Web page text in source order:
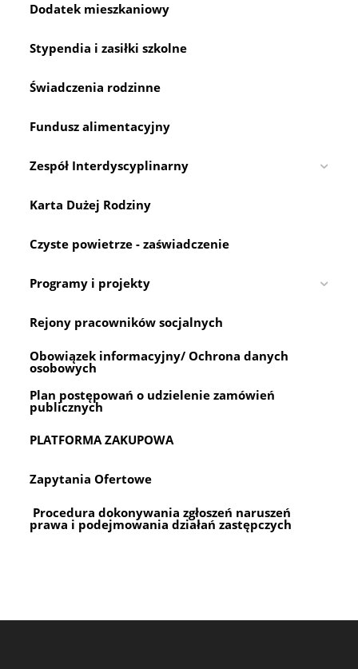
Dodatek mieszkaniowy
Stypendia i zasiłki szkolne
Świadczenia rodzinne
Fundusz alimentacyjny
Zespół Interdyscyplinarny
Karta Dużej Rodziny
Czyste powietrze - zaświadczenie
Programy i projekty
Rejony pracowników socjalnych
Obowiązek informacyjny/ Ochrona danych
osobowych
Plan postępowań o udzielenie zamówień
publicznych
PLATFORMA ZAKUPOWA
Zapytania Ofertowe
Procedura dokonywania zgłoszeń naruszeń
prawa i podejmowania działań zastępczych